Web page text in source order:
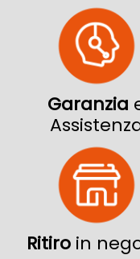
Garanzia
Ritiro in